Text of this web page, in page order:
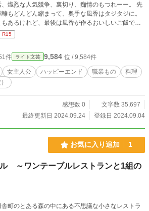
熾烈な人気競争、裏切り、痴情のもつれーー。 先
もどんどん縮まって、奥手な風香はタジタジに。
あるけれど、最後は風香が作るおいしいご飯で丸
す。 これはきっとハッピーエンドの物語。
R15
件 ライト文芸 9,584 位 / 9,584件
女主人公 ハッピーエンド 職業もの
料理
感想数 0
文字数 35,697
最終更新日 2024.09.24
登録日 2024.09.04
お気に入り追加 1
～ワンテーブルレストランと1組の
舎町のとある森の中にある不思議な小さなレストラ